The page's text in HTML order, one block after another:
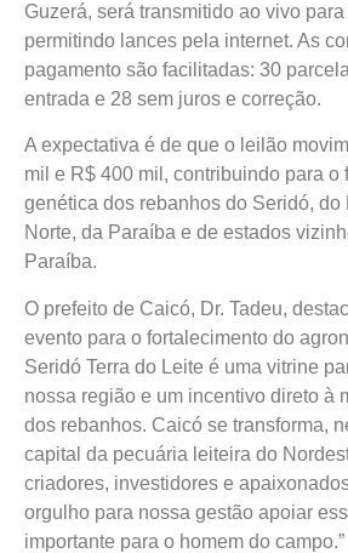
Guzerá, será transmitido ao vivo
permitindo lances pela internet. As
pagamento são facilitadas: 30
entrada e 28 sem juros e correção.
A expectativa é de que o leilão
mil e R$ 400 mil, contribuindo para o
genética dos rebanhos do Seridó, do
Norte, da Paraíba e de estados
Paraíba.
O prefeito de Caicó, Dr. Tadeu,
evento para o fortalecimento do
Seridó Terra do Leite é uma vitrine
nossa região e um incentivo direto à
dos rebanhos. Caicó se transforma,
capital da pecuária leiteira do
criadores, investidores e
orgulho para nossa gestão apoiar
importante para o homem do campo.”